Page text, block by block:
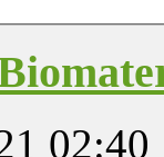
02:40